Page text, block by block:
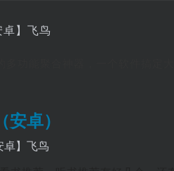
安卓）